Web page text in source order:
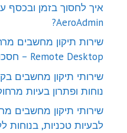
איך לחסוך בזמן ובכסף
AeroAdmin?
Remote Desktop – חסכון בכסף, נוחות ויעילות
שירותי תיקון מחשבים
נוחות ופתרון בעיות
שירותי תיקון מחשבים
לבעיות טכניות, בנוחות